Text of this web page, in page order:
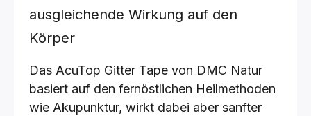
ausgleichende Wirkung auf den
Körper
Das AcuTop Gitter Tape von DMC Natur
basiert auf den fernöstlichen Heilmethoden
wie Akupunktur, wirkt dabei aber sanfter